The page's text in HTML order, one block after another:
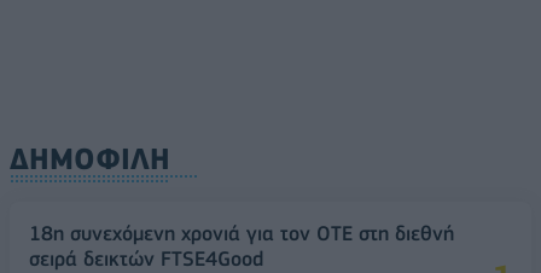
ΔΗΜΟΦΙΛΗ
18η συνεχόμενη χρονιά για τον ΟΤΕ στη διεθνή
σειρά δεικτών FTSE4Good